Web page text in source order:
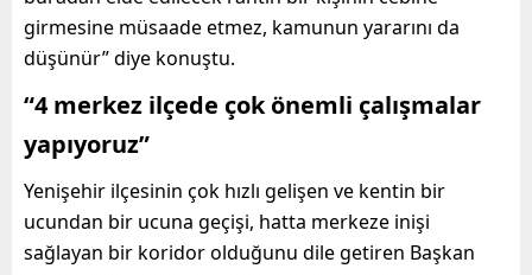
girmesine müsaade etmez, kamunun yararını da
düşünür” diye konuştu.
“4 merkez ilçede çok önemli çalışmalar
yapıyoruz”
Yenişehir ilçesinin çok hızlı gelişen ve kentin bir
ucundan bir ucuna geçişi, hatta merkeze inişi
sağlayan bir koridor olduğunu dile getiren Başkan